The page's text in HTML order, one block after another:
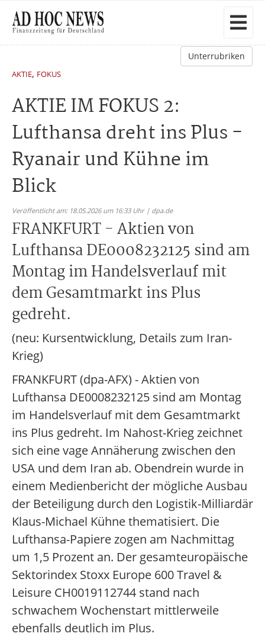
Unterrubriken
AKTIE, FOKUS
AKTIE IM FOKUS 2:
Lufthansa dreht ins Plus -
Ryanair und Kühne im
Blick
Veröffentlicht am: 18.05.2026 um 16:33 Uhr | dpa.de
FRANKFURT - Aktien von
Lufthansa DE0008232125 sind am
Montag im Handelsverlauf mit
dem Gesamtmarkt ins Plus
gedreht.
(neu: Kursentwicklung, Details zum Iran-
Krieg)
FRANKFURT (dpa-AFX) - Aktien von
Lufthansa DE0008232125 sind am Montag
im Handelsverlauf mit dem Gesamtmarkt
ins Plus gedreht. Im Nahost-Krieg zeichnet
sich eine vage Annäherung zwischen den
USA und dem Iran ab. Obendrein wurde in
einem Medienbericht der mögliche Ausbau
der Beteiligung durch den Logistik-Milliardär
Klaus-Michael Kühne thematisiert. Die
Lufthansa-Papiere zogen am Nachmittag
um 1,5 Prozent an. Der gesamteuropäische
Sektorindex Stoxx Europe 600 Travel &
Leisure CH0019112744 stand nach
schwachem Wochenstart mittlerweile
ebenfalls deutlich im Plus.